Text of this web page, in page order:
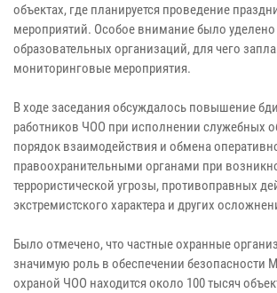
объектах, где планируется проведение
мероприятий. Особое внимание было уделено
образовательных организаций, для чего
мониторинговые мероприятия.
В ходе заседания обсуждалось повышение
работников ЧОО при исполнении служебных
порядок взаимодействия и обмена
правоохранительными органами при
террористической угрозы, противоправных
экстремистского характера и других
Было отмечено, что частные охранные
значимую роль в обеспечении безопасности
охраной ЧОО находится около 100 тысяч